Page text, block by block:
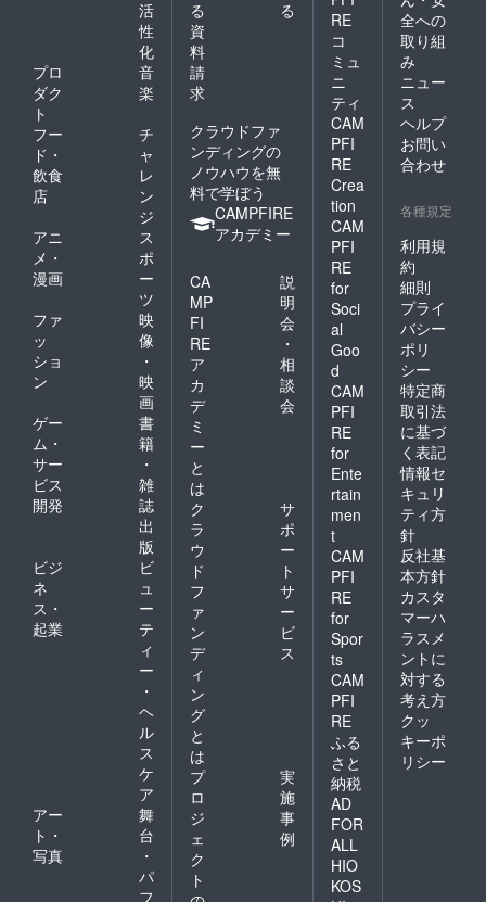
活
性
化
プロ
ダク
ト
音
楽
フー
ド・
飲食
店
チ
ャ
レ
ン
ジ
アニ
メ・
漫画
ス
ポ
ー
ツ
ファ
ッ
ショ
ン
映
像
・
映
画
ゲー
ム・
サー
ビス
開発
書
籍
・
雑
誌
出
版
ビジ
ネ
ス・
起業
ビ
ュ
ー
テ
ィ
ー
・
ヘ
ル
ス
ケ
ア
アー
ト・
写真
舞
台
・
パ
フ
る
る
資
料
請
求
クラウドファ
ンディングの
ノウハウを無
料で学ぼう
CAMPFIRE
アカデミー
CA
MP
FI
RE
ア
カ
デ
ミ
ー
と
は
説
明
会
・
相
談
会
ク
ラ
ウ
ド
フ
ァ
ン
デ
ィ
ン
グ
と
は
サ
ポ
ー
ト
サ
ー
ビ
ス
プ
ロ
ジ
ェ
ク
ト
実
施
事
例
RE
コ
ミュ
ニ
ティ
CAM
PFI
RE
Crea
tion
CAM
PFI
RE
for
Soci
al
Goo
d
CAM
PFI
RE
for
Ente
rtain
men
t
CAM
PFI
RE
for
Spor
ts
CAM
PFI
RE
ふる
さと
納税
AD
FOR
ALL
HIO
KOS
全への
取り組
み
ニュー
ス
ヘルプ
お問い
合わせ
各種規定
利用規
約
細則
プライ
バシー
ポリ
シー
特定商
取引法
に基づ
く表記
情報セ
キュリ
ティ方
針
反社基
本方針
カスタ
マーハ
ラスメ
ントに
対する
考え方
クッ
キーポ
リシー